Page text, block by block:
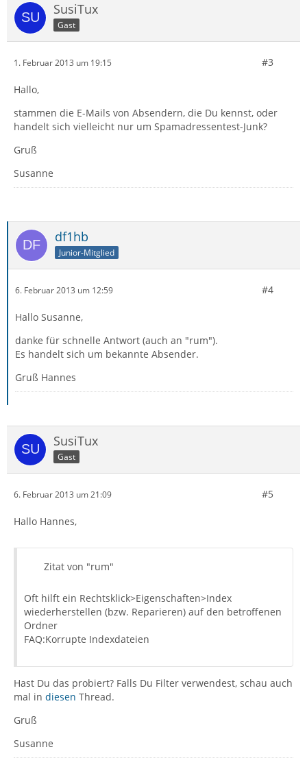
SusiTux
Gast
1. Februar 2013 um 19:15 #3
Hallo,
stammen die E-Mails von Absendern, die Du kennst, oder
handelt sich vielleicht nur um Spamadressentest-Junk?
Gruß
Susanne
df1hb
Junior-Mitglied
6. Februar 2013 um 12:59 #4
Hallo Susanne,
danke für schnelle Antwort (auch an "rum").
Es handelt sich um bekannte Absender.
Gruß Hannes
SusiTux
Gast
6. Februar 2013 um 21:09 #5
Hallo Hannes,
Zitat von "rum"
Oft hilft ein Rechtsklick>Eigenschaften>Index
wiederherstellen (bzw. Reparieren) auf den betroffenen
Ordner
FAQ:Korrupte Indexdateien
Hast Du das probiert? Falls Du Filter verwendest, schau auch
mal in diesen Thread.
Gruß
Susanne